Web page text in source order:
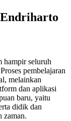
hampir seluruh
pembelajaran
melainkan
dan aplikasi
baru, yaitu
didik dan
zaman.